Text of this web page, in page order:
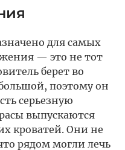
для самых
— это не тот
берет во
поэтому он
серьезную
выпускаются
кроватей. Они не
рядом могли лечь